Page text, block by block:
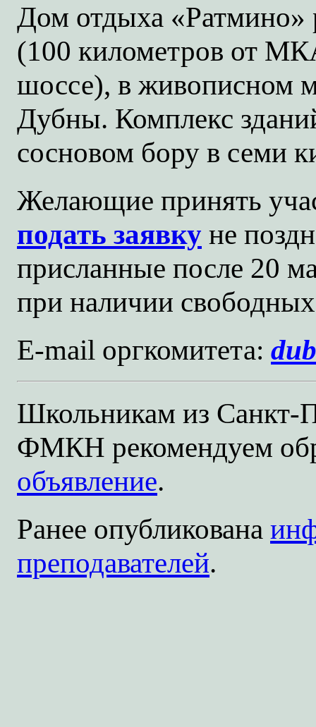
Дом отдыха «Ратмино»
(100 километров от
шоссе), в живописном
Дубны. Комплекс
сосновом бору в семи
Желающие принять
подать заявку не
присланные после 20
при наличии
E-mail оргкомитета: dub
Школьникам из Санкт-
ФМКН рекомендуем
объявление.
Ранее опубликована
преподавателей.